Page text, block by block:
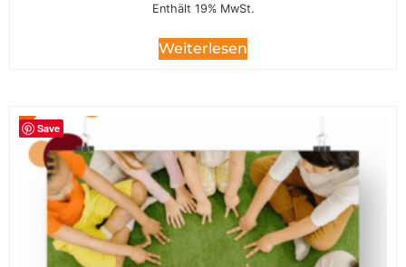
Enthält 19% MwSt.
Weiterlesen
Save